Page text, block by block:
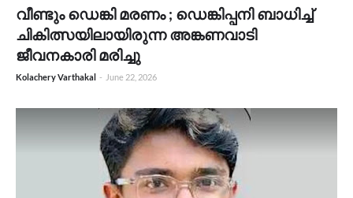
വീണ്ടും ഡെങ്കി മരണം ; ഡെങ്കിപ്പനി ബാധിച്ച്
ചികിത്സയിലായിരുന്ന അങ്കണവാടി
ജീവനകാരി മരിച്ചു
Kolachery Varthakal - June 22, 2026